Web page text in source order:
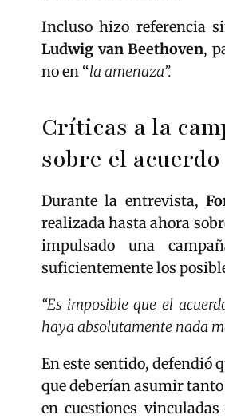
Incluso hizo referencia
Ludwig van Beethoven,
no en “la amenaza”.
Críticas a la
sobre el acuerdo
Durante la entrevista,
realizada hasta ahora
impulsado una
suficientemente los
“Es imposible que el
haya absolutamente nada
En este sentido, defendió
que deberían asumir
en cuestiones